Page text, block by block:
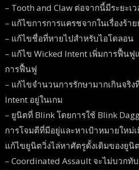
– Tooth and Claw ต่อจากนี้มีระยะเ
– แก้ไขการการแครชจากในเรื่องร้าย
– แก้ไขชื่อที่หายไปสำหรับไอโดลอน
– แก้ไข Wicked Intent เพิ่มการฟื้น
การฟื้นฟู
– แก้ไขจำนวนการรักษามากเกินจริง
Intent อยู่ในเกม
– ยูนิตที่ Blink โดยการใช้ Blink
การโจมตีที่มีอยู่และหาเป้าหมายใหม่
แก้ไขยูนิตวิ่งไล่หาศัตรูดั้งเดิมของยูนิ
– Coordinated Assault จะไม่บวกทั